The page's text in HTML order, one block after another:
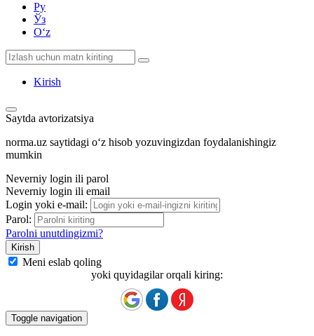
Ру
Ўз
Oʻz
Kirish
Saytda avtorizatsiya
norma.uz saytidagi oʻz hisob yozuvingizdan foydalanishingiz
mumkin
Neverniy login ili parol
Neverniy login ili email
Login yoki e-mail:
Parol:
Parolni unutdingizmi?
Meni eslab qoling
yoki quyidagilar orqali kiring:
Toggle navigation